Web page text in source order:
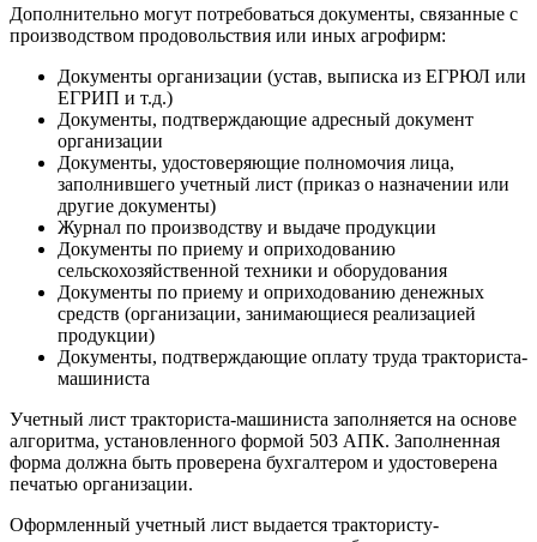
Дополнительно могут потребоваться документы, связанные с
производством продовольствия или иных агрофирм:
Документы организации (устав, выписка из ЕГРЮЛ или
ЕГРИП и т.д.)
Документы, подтверждающие адресный документ
организации
Документы, удостоверяющие полномочия лица,
заполнившего учетный лист (приказ о назначении или
другие документы)
Журнал по производству и выдаче продукции
Документы по приему и оприходованию
сельскохозяйственной техники и оборудования
Документы по приему и оприходованию денежных
средств (организации, занимающиеся реализацией
продукции)
Документы, подтверждающие оплату труда тракториста-
машиниста
Учетный лист тракториста-машиниста заполняется на основе
алгоритма, установленного формой 503 АПК. Заполненная
форма должна быть проверена бухгалтером и удостоверена
печатью организации.
Оформленный учетный лист выдается трактористу-